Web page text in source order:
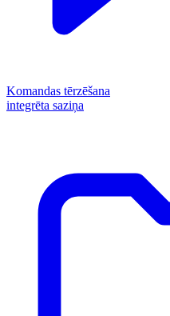
Komandas tērzēšana
integrēta saziņa